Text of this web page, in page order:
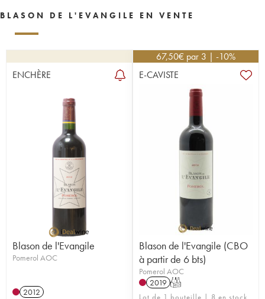
BLASON DE L'EVANGILE EN VENTE
ENCHÈRE
Blason de l'Evangile
Pomerol AOC
2012
67,50€ par 3 | -10%
E-CAVISTE
Blason de l'Evangile (CBO
à partir de 6 bts)
Pomerol AOC
2019 T
Lot de 1 bouteille | 8 en stock